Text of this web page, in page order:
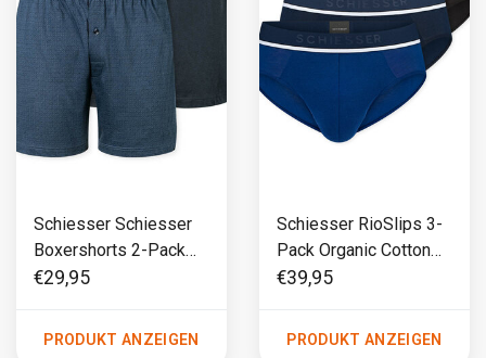
Schiesser Schiesser
Boxershorts 2-Pack
cotton blauw
€29,95
PRODUKT ANZEIGEN
Schiesser RioSlips 3-
Pack Organic Cotton
blauw/ zwart - 95/5
€39,95
PRODUKT ANZEIGEN